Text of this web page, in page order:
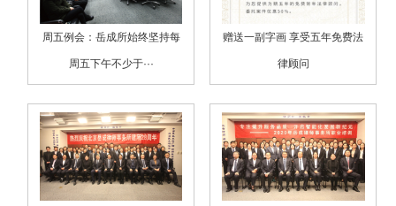
周五例会：岳成所始终坚持每
周五下午不少于···
赠送一副字画 享受五年免费法
律顾问